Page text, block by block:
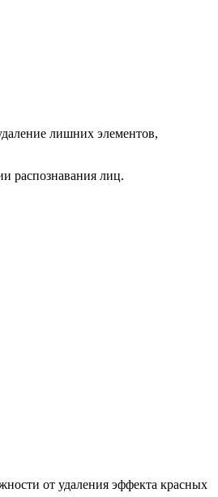
лишних элементов,
распознавания лиц.
от удаления эффекта красных